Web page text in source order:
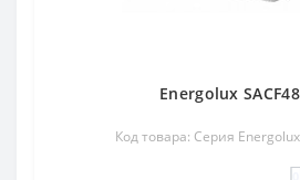
Energolux
Код товара: Серия